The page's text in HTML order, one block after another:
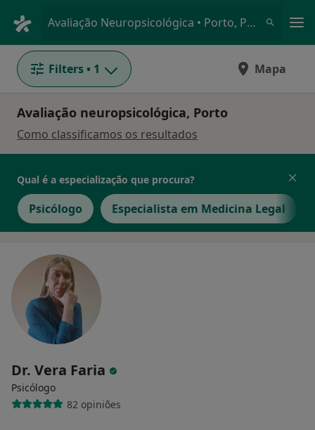
Avaliação Neuropsicológica • Porto, Porto
Filters • 1 Mapa
Avaliação neuropsicológica, Porto
Como classificamos os resultados
Qual é a especialização que procura?
Psicólogo Especialista em Medicina Legal
Dr. Vera Faria
Psicólogo
82 opiniões